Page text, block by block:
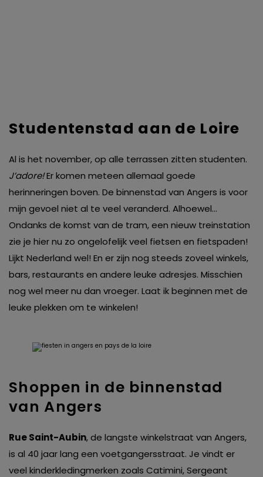
Studentenstad aan de Loire
Al is het november, op alle terrassen zitten studenten.
J’adore!Er komen meteen allemaal goede
herinneringen boven. De binnenstad van Angers is voor
mijn gevoel niet al te veel veranderd. Alhoewel…
Ondanks de komst van de tram, een nieuw treinstation
zie je hier nu zo ongelofelijk veel fietsen en fietspaden!
Lijkt Nederland wel! En er zijn nog steeds zoveel winkels,
bars, restaurants en andere leuke adresjes. Misschien
nog wel meer nu dan vroeger. Laat ik beginnen met de
leuke plekken om te winkelen!
Shoppen in de binnenstad
van Angers
Rue Saint-Aubin, de langste winkelstraat van Angers,
is al 40 jaar lang een voetgangersstraat. Je vindt er
veel kinderkledingmerken zoals Catimini, Sergeant